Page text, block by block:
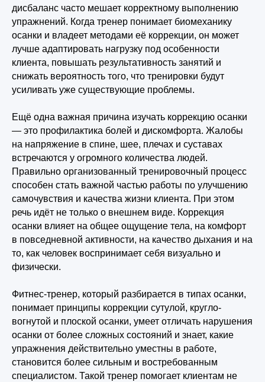
дисбаланс часто мешает корректному выполнению
упражнений. Когда тренер понимает биомеханику
осанки и владеет методами её коррекции, он может
лучше адаптировать нагрузку под особенности
клиента, повышать результативность занятий и
снижать вероятность того, что тренировки будут
усиливать уже существующие проблемы.
Ещё одна важная причина изучать коррекцию осанки
— это профилактика болей и дискомфорта. Жалобы
на напряжение в спине, шее, плечах и суставах
встречаются у огромного количества людей.
Правильно организованный тренировочный процесс
способен стать важной частью работы по улучшению
самочувствия и качества жизни клиента. При этом
речь идёт не только о внешнем виде. Коррекция
осанки влияет на общее ощущение тела, на комфорт
в повседневной активности, на качество дыхания и на
то, как человек воспринимает себя визуально и
физически.
Фитнес-тренер, который разбирается в типах осанки,
понимает принципы коррекции сутулой, кругло-
вогнутой и плоской осанки, умеет отличать нарушения
осанки от более сложных состояний и знает, какие
упражнения действительно уместны в работе,
становится более сильным и востребованным
специалистом. Такой тренер помогает клиентам не